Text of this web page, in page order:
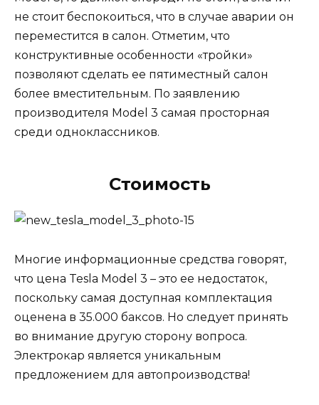
не стоит беспокоиться, что в случае аварии он
переместится в салон. Отметим, что
конструктивные особенности «тройки»
позволяют сделать ее пятиместный салон
более вместительным. По заявлению
производителя Model 3 самая просторная
среди одноклассников.
Стоимость
Многие информационные средства говорят,
что цена Tesla Model 3 – это ее недостаток,
поскольку самая доступная комплектация
оценена в 35.000 баксов. Но следует принять
во внимание другую сторону вопроса.
Электрокар является уникальным
предложением для автопроизводства!